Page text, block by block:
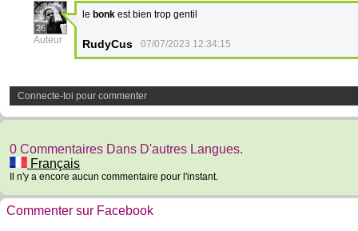
26
Auteur
le bonk est bien trop gentil
RudyCus 07/07/2023 12:34:15
Connecte-toi pour commenter
0 Commentaires Dans D'autres Langues.
Français
Il n'y a encore aucun commentaire pour l'instant.
Commenter sur Facebook